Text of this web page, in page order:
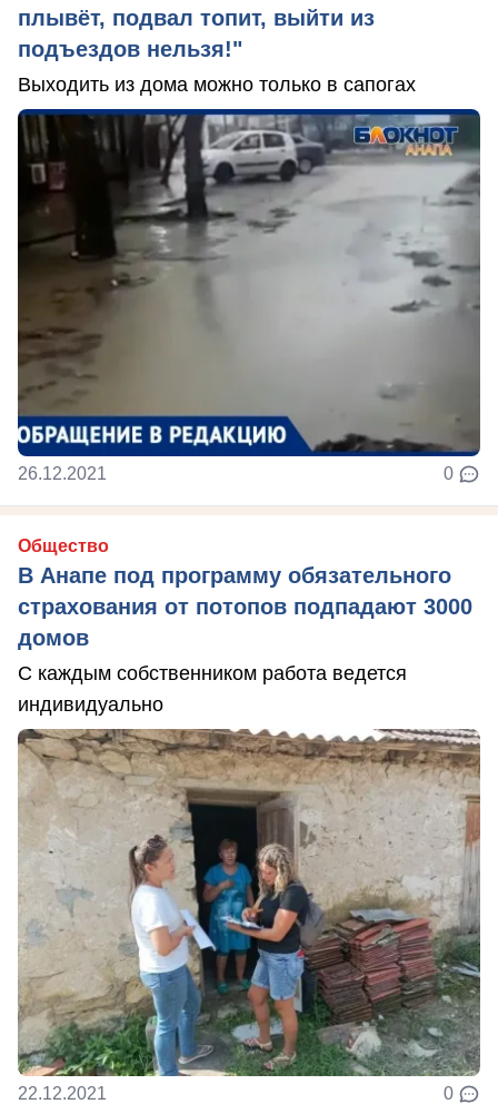
плывёт, подвал топит, выйти из
подъездов нельзя!"
Выходить из дома можно только в сапогах
26.12.2021 0
Общество
В Анапе под программу обязательного
страхования от потопов подпадают 3000
домов
С каждым собственником работа ведется
индивидуально
22.12.2021 0